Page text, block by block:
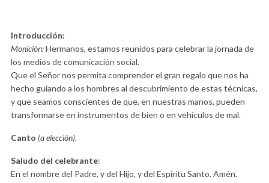
Introducción:
Monición:Hermanos, estamos reunidos para celebrar la jornada de
los medios de comunicación social.
Que el Señor nos permita comprender el gran regalo que nos ha
hecho guiando a los hombres al descubrimiento de estas técnicas,
y que seamos conscientes de que, en nuestras manos, pueden
transformarse en instrumentos de bien o en vehículos de mal.
Canto (a elección).
Saludo del celebrante:
En el nombre del Padre, y del Hijo, y del Espíritu Santo. Amén.